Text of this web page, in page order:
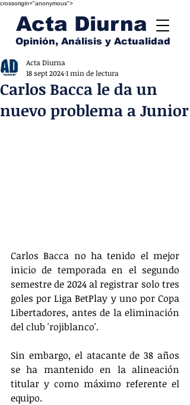
crossorigin="anonymous">
Acta Diurna
Opinión, Análisis y Actualidad
Carlos Bacca le da un
nuevo problema a Junior
Acta Diurna
18 sept 20241 min de lectura
Carlos Bacca no ha tenido el mejor
inicio de temporada en el segundo
semestre de 2024 al registrar solo tres
goles por Liga BetPlay y uno por Copa
Libertadores, antes de la eliminación
del club 'rojiblanco'.
Sin embargo, el atacante de 38 años
se ha mantenido en la alineación
titular y como máximo referente el
equipo.